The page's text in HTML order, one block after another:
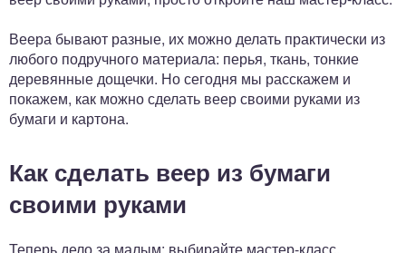
Веера бывают разные, их можно делать практически из
любого подручного материала: перья, ткань, тонкие
деревянные дощечки. Но сегодня мы расскажем и
покажем, как можно сделать веер своими руками из
бумаги и картона.
Как сделать веер из бумаги
своими руками
Теперь дело за малым: выбирайте мастер-класс,